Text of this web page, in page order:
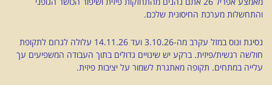
והתחשלות מערכת החיסונית שלכם.
נסיגת ונוס במזל עקרב מה-3.10.26 ועד 14.11.26 עלולה לגרום לתקופת
חולשה רגשית/פיזית. ברקע יש שינויים גדולים בתוך העבודה המשפיעים עך
עלייה במתחים. תקופה מאתגרת לשמור על יציבות פיזית.